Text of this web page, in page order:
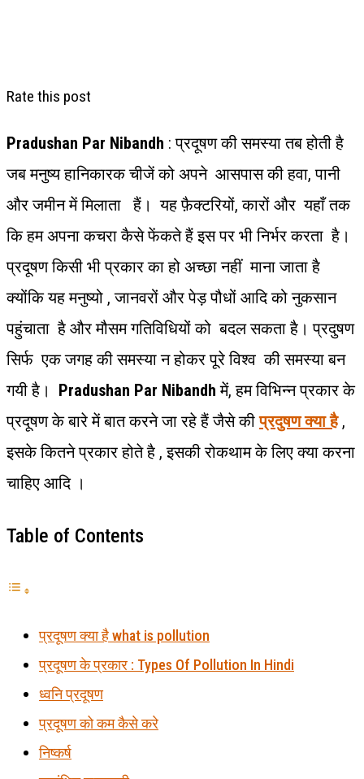
Rate this post
Pradushan Par Nibandh : प्रदूषण की समस्या तब होती है
जब मनुष्य हानिकारक चीजें को अपने आसपास की हवा, पानी
और जमीन में मिलाता हैं। यह फ़ैक्टरियों, कारों और यहाँ तक
कि हम अपना कचरा कैसे फेंकते हैं इस पर भी निर्भर करता है।
प्रदूषण किसी भी प्रकार का हो अच्छा नहीं माना जाता है
क्योंकि यह मनुष्यो , जानवरों और पेड़ पौधों आदि को नुकसान
पहुंचाता है और मौसम गतिविधियों को बदल सकता है। प्रदुषण
सिर्फ एक जगह की समस्या न होकर पूरे विश्व की समस्या बन
गयी है।
Pradushan Par Nibandh में, हम विभिन्न प्रकार के
प्रदूषण के बारे में बात करने जा रहे हैं जैसे कीप्रदुषण क्या है,
इसके कितने प्रकार होते है , इसकी रोकथाम के लिए क्या करना
चाहिए आदि ।
Table of Contents
प्रदूषण क्या है what is pollution
प्रदूषण के प्रकार : Types Of Pollution In Hindi
ध्वनि प्रदूषण
प्रदूषण को कम कैसे करे
निष्कर्ष